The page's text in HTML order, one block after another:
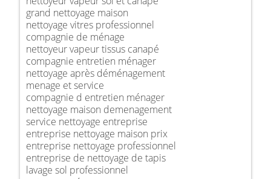
grand nettoyage maison
nettoyage vitres professionnel
compagnie de ménage
nettoyeur vapeur tissus canapé
compagnie entretien ménager
nettoyage après déménagement
menage et service
compagnie d entretien ménager
nettoyage maison demenagement
service nettoyage entreprise
entreprise nettoyage maison prix
entreprise nettoyage professionnel
entreprise de nettoyage de tapis
lavage sol professionnel